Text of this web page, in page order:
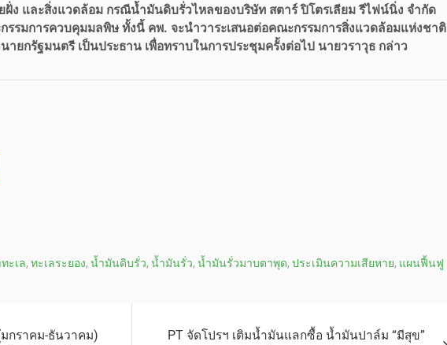
ง และสิ่งแวดล้อม กรณีน้ำมันดิบรั่วไหลของบริษัท สตาร์ ปิโตรเลียม รีไฟน์นิ่ง จำกัด
รรมการควบคุมมลพิษ ทั้งนี้ คพ. จะนำวาระเสนอต่อคณะกรรมการสิ่งแวดล้อมแห่งชาติ
ายกรัฐมนตรี เป็นประธาน เพื่อทราบในการประชุมครั้งต่อไป นายวราวุธ กล่าว
ะเล, ทะเลระยอง, น้ำมันดิบรั่ว, น้ำมันรั่ว, น้ำมันรั่วมาบตาพุด, ประเมินความเสียหาย, แผนฟื้นฟู
กราคม-ธันวาคม)
PT จัดโปรฯ เติมน้ำมันแลกซื้อ น้ำมันปาล์ม “มีสุข”